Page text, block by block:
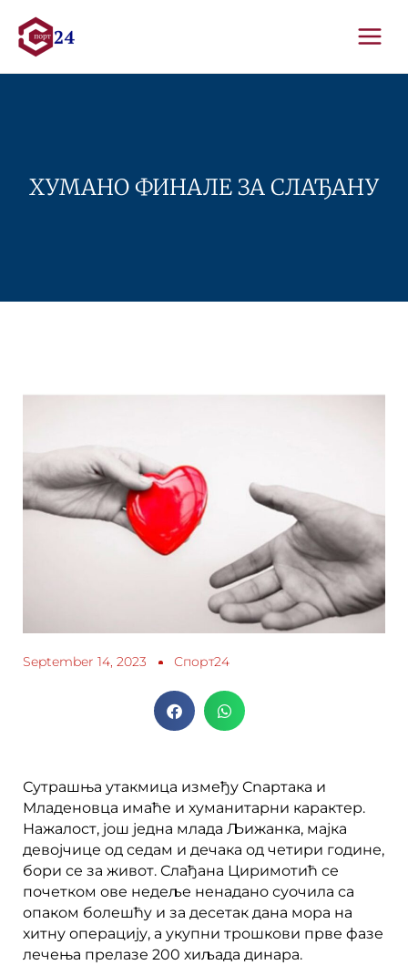
content
ХУМАНО ФИНАЛЕ ЗА СЛАЂАНУ
September 14, 2023 Спорт24
Сутрашња утакмица између Cnapтaкa и
Младеновца имаће и хуманитарни карактер.
Нажалост, још једна млада Љижанка, мајка
девојчице од седам и дечака од четири године,
бори се за живот. Слађана Циримотић се
почетком ове недеље ненадано суочила са
опаком бoлeшћy и за десетак дана мора на
хитну операцију, а укупни трошкови прве фазе
лечења прелазе 200 хиљада динара.